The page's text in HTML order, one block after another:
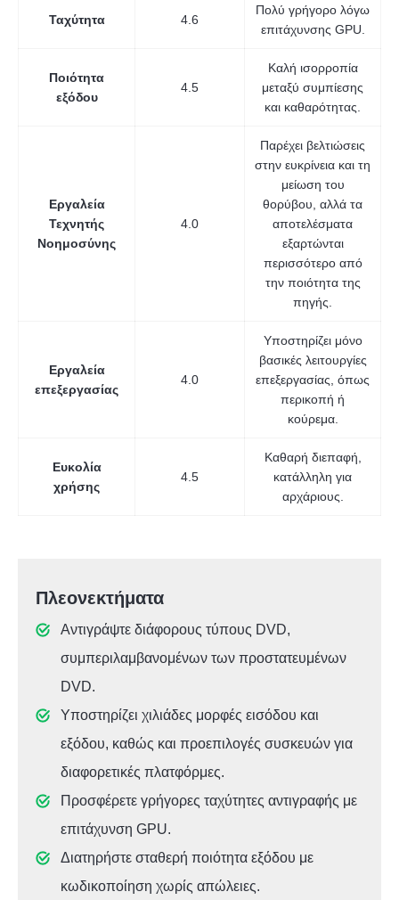
Ταχύτητα 4.6
Πολύ γρήγορο λόγω
επιτάχυνσης GPU.
Ποιότητα
εξόδου
4.5
Καλή ισορροπία
μεταξύ συμπίεσης
και καθαρότητας.
Εργαλεία
Τεχνητής
Νοημοσύνης
4.0
Παρέχει βελτιώσεις
στην ευκρίνεια και τη
μείωση του
θορύβου, αλλά τα
αποτελέσματα
εξαρτώνται
περισσότερο από
την ποιότητα της
πηγής.
Εργαλεία
επεξεργασίας
4.0
Υποστηρίζει μόνο
βασικές λειτουργίες
επεξεργασίας, όπως
περικοπή ή
κούρεμα.
Ευκολία
χρήσης
4.5
Καθαρή διεπαφή,
κατάλληλη για
αρχάριους.
Πλεονεκτήματα
Αντιγράψτε διάφορους τύπους DVD,
συμπεριλαμβανομένων των προστατευμένων
DVD.
Υποστηρίζει χιλιάδες μορφές εισόδου και
εξόδου, καθώς και προεπιλογές συσκευών για
διαφορετικές πλατφόρμες.
Προσφέρετε γρήγορες ταχύτητες αντιγραφής με
επιτάχυνση GPU.
Διατηρήστε σταθερή ποιότητα εξόδου με
κωδικοποίηση χωρίς απώλειες.